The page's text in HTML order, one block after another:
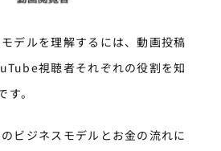
デルを理解するには、動画投稿
視聴者それぞれの役割を知
。
ビジネスモデルとお金の流れに